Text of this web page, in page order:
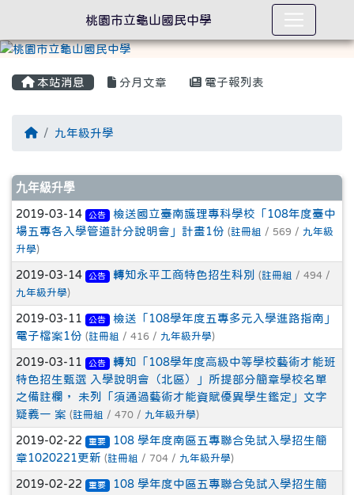
本站消息 分月文章 電子報列表
回首頁九年級升學
文章列表
九年級升學
2019-03-14 公告
檢送國立臺南護理專科學校「108年度臺中
場五專各入學管道計分說明會」計畫1份 (註冊組 / 569 / 九年級
升學)
2019-03-14 公告 轉知永平工商特色招生科別 (註冊組 / 494 /
九年級升學)
2019-03-11 公告
檢送「108學年度五專多元入學進路指南」
電子檔案1份 (註冊組 / 416 / 九年級升學)
2019-03-11 公告
轉知「108學年度高級中等學校藝術才能班
特色招生甄選 入學說明會（北區）」所提部分簡章學校名單
之備註欄， 未列「須通過藝術才能資賦優異學生鑑定」文字
疑義一 案 (註冊組 / 470 / 九年級升學)
2019-02-22 重要
108 學年度南區五專聯合免試入學招生簡
章1020221更新 (註冊組 / 704 / 九年級升學)
2019-02-22 重要
108 學年度中區五專聯合免試入學招生簡
桃園市立龜山國民中學